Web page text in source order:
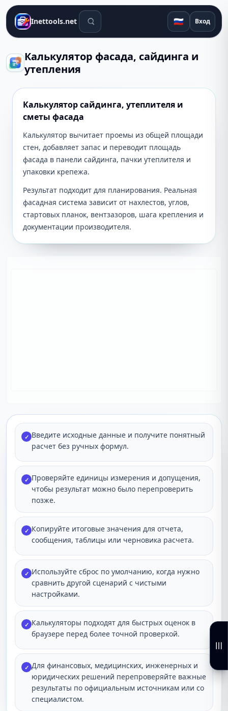
Inettools.net Поиск инструментов 🇷🇺 Вход
Калькулятор фасада, сайдинга и
утепления
Калькулятор сайдинга, утеплителя и
сметы фасада
Калькулятор вычитает проемы из общей площади
стен, добавляет запас и переводит площадь
фасада в панели сайдинга, пачки утеплителя и
упаковки крепежа.
Результат подходит для планирования. Реальная
фасадная система зависит от нахлестов, углов,
стартовых планок, вентзазоров, шага крепления и
документации производителя.
✓ Введите исходные данные и получите понятный
расчет без ручных формул.
✓ Проверяйте единицы измерения и допущения,
чтобы результат можно было перепроверить
позже.
✓ Копируйте итоговые значения для отчета,
сообщения, таблицы или черновика расчета.
✓ Используйте сброс по умолчанию, когда нужно
сравнить другой сценарий с чистыми
настройками.
✓ Калькуляторы подходят для быстрых оценок в
браузере перед более точной проверкой.
✓ Для финансовых, медицинских, инженерных и
юридических решений перепроверяйте важные
результаты по официальным источникам или со
специалистом.